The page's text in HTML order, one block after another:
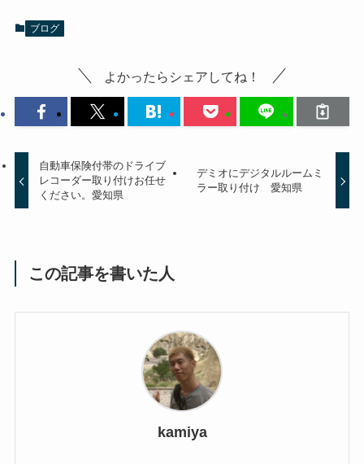
ブログ
よかったらシェアしてね！
自動車保険付帯のドライブ
レコーダー取り付けお任せ
ください。愛知県
デミオにデジタルルームミ
ラー取り付け 愛知県
この記事を書いた人
kamiya